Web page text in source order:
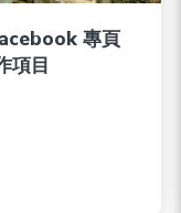
專頁
項目